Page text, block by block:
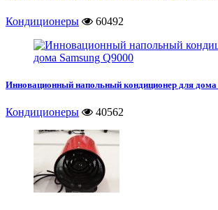
Кондиционеры 60492
Инновационный напольный кондиционер для дома
Кондиционеры 40562